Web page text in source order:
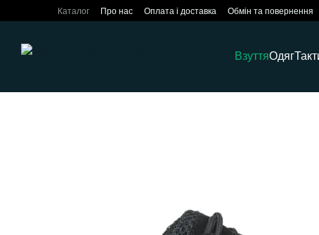
Перейти до основного контенту
Каталог Про нас Оплата і доставка Обмін та повернення
ВзуттяОдяг